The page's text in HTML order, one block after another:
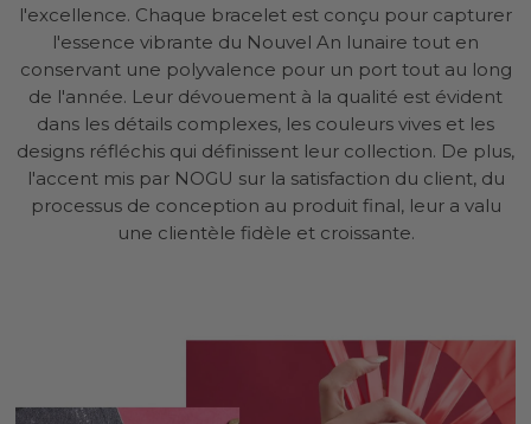
l'excellence. Chaque bracelet est conçu pour capturer
l'essence vibrante du Nouvel An lunaire tout en
conservant une polyvalence pour un port tout au long
de l'année. Leur dévouement à la qualité est évident
dans les détails complexes, les couleurs vives et les
designs réfléchis qui définissent leur collection. De plus,
l'accent mis par NOGU sur la satisfaction du client, du
processus de conception au produit final, leur a valu
une clientèle fidèle et croissante.